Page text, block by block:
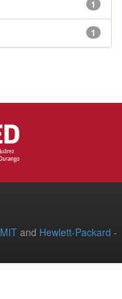
1
1
MIT and Hewlett-Packard -